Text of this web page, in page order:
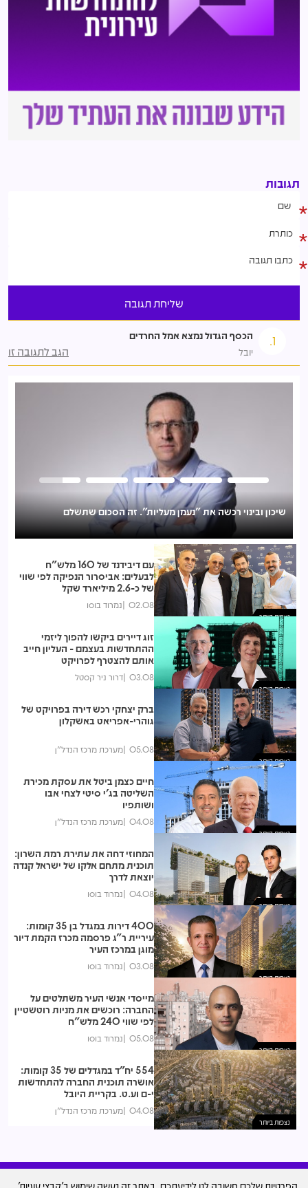
תגובות
1.
הכסף הגדול נמצא אמל החרדים
יובל
הגב לתגובה זו
נגד עמדת המועצה: אושר סופית פרויקט הפינוי-בינוי הראשון בתל
מונד בהיקף 570 דירות
שיכון ובינוי רכשה את "נעמן מעליות". זה הסכום שתשלם
נצפות ביותר
עם דיבידנד של 160 מלש"ח
לבעלים: אביסרור הנפיקה לפי שווי
של כ-2.6 מיליארד שקל
02.08 נמרוד בוסו
נצפות ביותר
זוג דיירים ביקשו להפוך ליזמי
ההתחדשות בעצמם - העליון חייב
אותם להצטרף לפרויקט
03.08 דרור ניר קסטל
נצפות ביותר
ברק יצחקי רכש דירה בפרויקט של
גוהרי-אפריאט באשקלון
05.08 מערכת מרכז הנדל"ן
נצפות ביותר
חיים כצמן ביטל את עסקת מכירת
השליטה בג'י סיטי לצחי אבו
ושותפיו
04.08 מערכת מרכז הנדל"ן
נצפות ביותר
המחוזי דחה את עתירת רמת השרון:
תוכנית מתחם אלקו של ישראל קנדה
יוצאת לדרך
04.08 נמרוד בוסו
נצפות ביותר
400 דירות במגדל בן 35 קומות:
עיריית ר"ג פרסמה מכרז הקמת דיור
מוגן במרכז העיר
03.08 נמרוד בוסו
נצפות ביותר
מייסדי אנשי העיר משתלטים על
החברה: רוכשים את מניות רוטשטיין
לפי שווי 240 מלש"ח
05.08 נמרוד בוסו
נצפות ביותר
554 יח"ד במגדלים של 35 קומות:
אושרה תוכנית החברה להתחדשות
י-ם וע.ט. בקריית היובל
04.08 מערכת מרכז הנדל"ן
הפרטיות שלכם חשובה לנו לידיעתכם, באתר זה נעשה שימוש ב'קבצי עוגיות'